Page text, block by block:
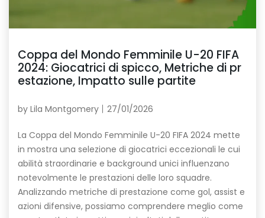
Coppa del Mondo Femminile U-20 FIFA
2024: Giocatrici di spicco, Metriche di pr
estazione, Impatto sulle partite
by Lila Montgomery 27/01/2026
La Coppa del Mondo Femminile U-20 FIFA 2024 mette
in mostra una selezione di giocatrici eccezionali le cui
abilità straordinarie e background unici influenzano
notevolmente le prestazioni delle loro squadre.
Analizzando metriche di prestazione come gol, assist e
azioni difensive, possiamo comprendere meglio come